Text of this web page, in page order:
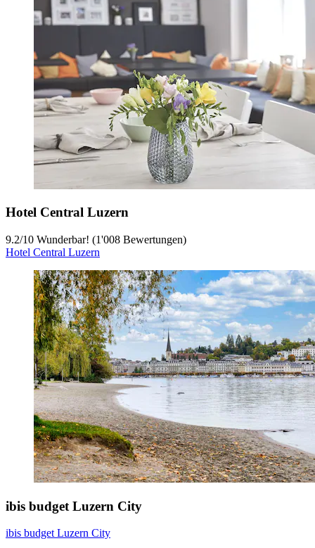
Hotel Central Luzern
9.2/10 Wunderbar! (1'008 Bewertungen)
Hotel Central Luzern
ibis budget Luzern City
ibis budget Luzern City